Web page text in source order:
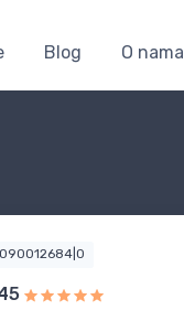
Blog O nama